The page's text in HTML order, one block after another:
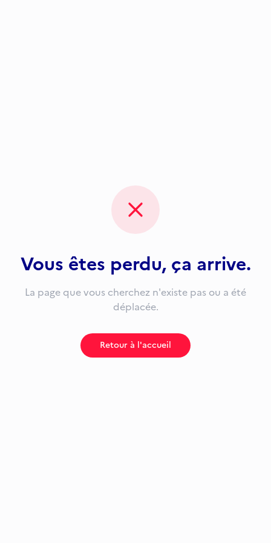
Vous êtes perdu, ça arrive.
La page que vous cherchez n'existe pas ou a été
déplacée.
Retour à l'accueil